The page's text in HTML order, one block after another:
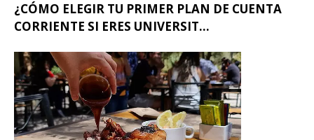
¿CÓMO ELEGIR TU PRIMER PLAN DE CUENTA
CORRIENTE SI ERES UNIVERSIT...